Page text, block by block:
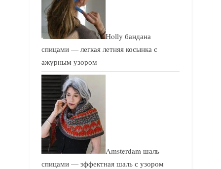
Holly бандана
спицами — легкая летняя косынка с
ажурным узором
Amsterdam шаль
спицами — эффектная шаль с узором